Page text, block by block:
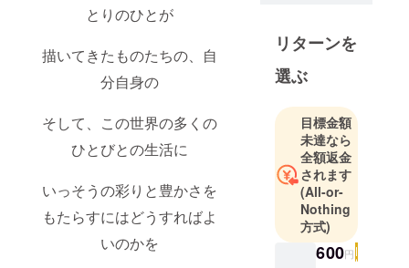
とりのひとが
描いてきたものたちの、自
分自身の
そして、この世界の多くの
ひとびとの生活に
いっそうの彩りと豊かさを
もたらすにはどうすればよ
いのかを
リターンを
選ぶ
目標金額
未達なら
全額返金
されます
(All-or-
Nothing
方式)
600円